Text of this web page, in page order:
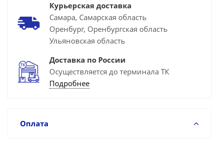
Курьерская доставка
Самара, Самарская область
Оренбург, Оренбургская область
Ульяновская область
Доставка по России
Осуществляется до терминала ТК
Подробнее
Оплата